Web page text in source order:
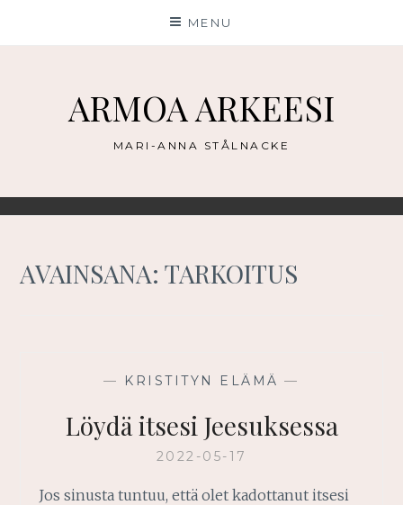
MENU
ARMOA ARKEESI
MARI-ANNA STÅLNACKE
AVAINSANA:TARKOITUS
— KRISTITYN ELÄMÄ —
Löydä itsesi Jeesuksessa
2022-05-17
Jos sinusta tuntuu, että olet kadottanut itsesi